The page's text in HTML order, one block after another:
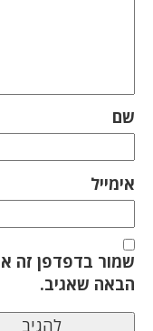
שם
אימייל
שמור בדפדפן זה
הבאה שאגיב.